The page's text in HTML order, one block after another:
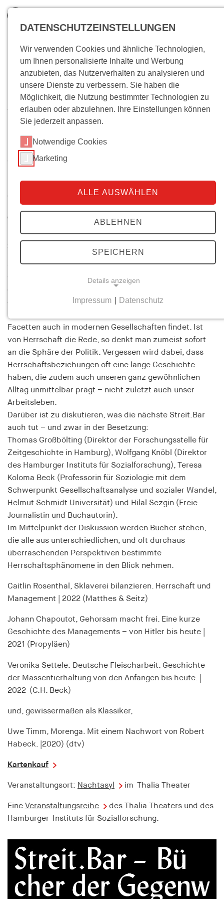
Wo bin ich?
Streit.Bar – Bücher der
Gegenwart
Öffentliche Veranstaltungen
Streit.Bar im November: Die
vielen Gesichter der Herrschaft
Ort das HIS unterwegs |Beginn:28.11.2022 20:30 Uhr
Streit.Bar
Streit.Bar will eingreifen – in die städtische
Öffentlichkeit, den politischen Diskurs, die
gesellschaftliche Debatte darüber, was das Neue an den
derzeitigen Problemen ist und wie es weiter gehen soll.
Herrschaft ist ein Phänomen, das sich in vielerlei
Facetten auch in modernen Gesellschaften findet. Ist
von Herrschaft die Rede, so denkt man zumeist sofort
an die Sphäre der Politik. Vergessen wird dabei, dass
Herrschaftsbeziehungen oft eine lange Geschichte
haben, die zudem auch unseren ganz gewöhnlichen
Alltag unmittelbar prägt – nicht zuletzt auch unser
Arbeitsleben.
Darüber ist zu diskutieren, was die nächste Streit.Bar
auch tut – und zwar in der Besetzung:
Thomas Großbölting (Direktor der Forschungsstelle für
Zeitgeschichte in Hamburg), Wolfgang Knöbl (Direktor
des Hamburger Instituts für Sozialforschung), Teresa
Koloma Beck (Professorin für Soziologie mit dem
Schwerpunkt Gesellschaftsanalyse und sozialer Wandel,
Helmut Schmidt Universität) und Hilal Sezgin (Freie
Journalistin und Buchautorin).
Im Mittelpunkt der Diskussion werden Bücher stehen,
die alle aus unterschiedlichen, und oft durchaus
überraschenden Perspektiven bestimmte
Herrschaftsphänomene in den Blick nehmen.
Caitlin Rosenthal, Sklaverei bilanzieren. Herrschaft und
Management | 2022 (Matthes & Seitz)
Johann Chapoutot, Gehorsam macht frei. Eine kurze
Geschichte des Managements – von Hitler bis heute |
2021 (Propyläen)
Veronika Settele: Deutsche Fleischarbeit. Geschichte
der Massentierhaltung von den Anfängen bis heute. |
2022 (C.H. Beck)
und, gewissermaßen als Klassiker,
Uwe Timm, Morenga. Mit einem Nachwort von Robert
Habeck. |2020) (dtv)
Kartenkauf
Veranstaltungsort: Nachtasyl im Thalia Theater
Eine Veranstaltungsreihe
des Thalia Theaters und des
Hamburger Instituts für Sozialforschung.
DATENSCHUTZEINSTELLUNGEN
Wir verwenden Cookies und ähnliche Technologien,
um Ihnen personalisierte Inhalte und Werbung
anzubieten, das Nutzerverhalten zu analysieren und
unsere Dienste zu verbessern. Sie haben die
Möglichkeit, die Nutzung bestimmter Technologien zu
erlauben oder abzulehnen. Ihre Einstellungen können
Sie jederzeit anpassen.
Notwendige Cookies
Marketing
ALLE AUSWÄHLEN
ABLEHNEN
SPEICHERN
Details anzeigen
Notwendige Cookies helfen dabei, eine Webseite
nutzbar zu machen, indem sie Grundfunktionen
wie Seitennavigation und Zugriff auf sichere
Bereiche der Webseite ermöglichen. Die Webseite
kann ohne diese Cookies nicht richtig
funktionieren.
cookie_consent
Name:
cookie_consent
Anbieter:
his-online.de
Zweck:
Speichert den Zustimmungsstatus des Benutzers
für Cookies auf der aktuellen Domäne
Cookie Laufzeit:
1 Jahr
MARKETING
Dient dazu, die Effektivität von geschalteten
Anzeigen zu messen, indem es Conversions, wie
zum Beispiel Käufe oder Anmeldungen, verfolgt.
RTBUserId
Anbieter:
Zweck:
Real-Time-Bidding (RTB) zu identifizieren
Cookie Laufzeit:
1 Jahr
Anbieter:
EASYMedia GmbH
Zweck:
Cookie Laufzeit:
1 Jahr
Impressum Datenschutz